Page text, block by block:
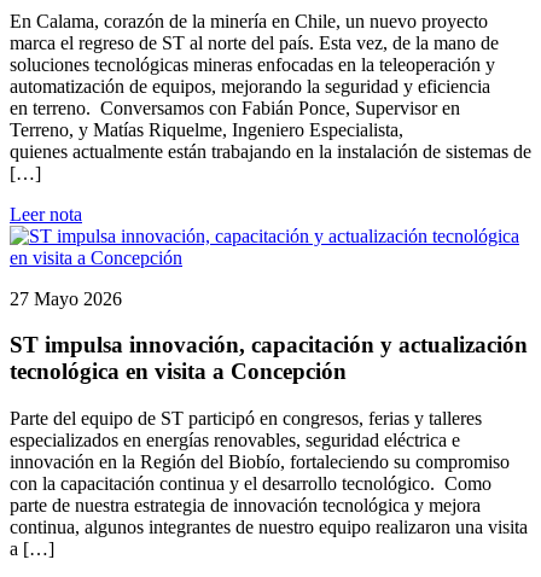
En Calama, corazón de la minería en Chile, un nuevo proyecto
marca el regreso de ST al norte del país. Esta vez, de la mano de
soluciones tecnológicas mineras enfocadas en la teleoperación y
automatización de equipos, mejorando la seguridad y eficiencia
en terreno. Conversamos con Fabián Ponce, Supervisor en
Terreno, y Matías Riquelme, Ingeniero Especialista,
quienes actualmente están trabajando en la instalación de sistemas de
[…]
Leer nota
27 Mayo 2026
ST impulsa innovación, capacitación y actualización
tecnológica en visita a Concepción
Parte del equipo de ST participó en congresos, ferias y talleres
especializados en energías renovables, seguridad eléctrica e
innovación en la Región del Biobío, fortaleciendo su compromiso
con la capacitación continua y el desarrollo tecnológico. Como
parte de nuestra estrategia de innovación tecnológica y mejora
continua, algunos integrantes de nuestro equipo realizaron una visita
a […]